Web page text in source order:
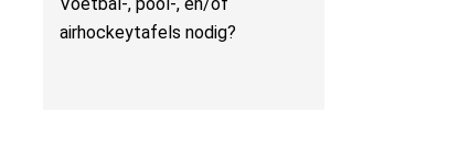
airhockeytafels nodig?